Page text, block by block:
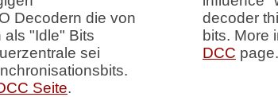
Decodern die von
"Idle" Bits
sei
Seite.
decoder
bits. More
DCC page.